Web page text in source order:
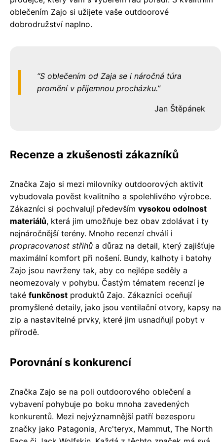
oblečením Zajo si užijete vaše outdoorové
dobrodružství naplno.
S oblečením od Zaja se i náročná túra
promění v příjemnou procházku.
Jan Štěpánek
Recenze a zkušenosti zákazníků
Značka Zajo si mezi milovníky outdoorových aktivit
vybudovala pověst kvalitního a spolehlivého výrobce.
Zákazníci si pochvalují především vysokou odolnost
materiálů, která jim umožňuje bez obav zdolávat i ty
nejnáročnější terény. Mnoho recenzí chválí i
propracovanost střihů a důraz na detail, který zajišťuje
maximální komfort při nošení. Bundy, kalhoty i batohy
Zajo jsou navrženy tak, aby co nejlépe seděly a
neomezovaly v pohybu. Častým tématem recenzí je
také funkčnost produktů Zajo. Zákazníci oceňují
promyšlené detaily, jako jsou ventilační otvory, kapsy na
zip a nastavitelné prvky, které jim usnadňují pobyt v
přírodě.
Porovnání s konkurencí
Značka Zajo se na poli outdoorového oblečení a
vybavení pohybuje po boku mnoha zavedených
konkurentů. Mezi nejvýznamnější patří bezesporu
značky jako Patagonia, Arc'teryx, Mammut, The North